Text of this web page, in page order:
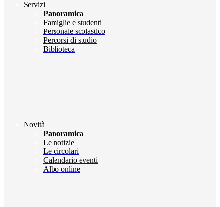
Servizi
Panoramica
Famiglie e studenti
Personale scolastico
Percorsi di studio
Biblioteca
Novità
Panoramica
Le notizie
Le circolari
Calendario eventi
Albo online